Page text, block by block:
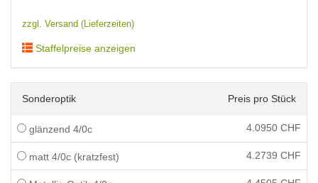
zzgl. Versand (Lieferzeiten)
Staffelpreise anzeigen
Sonderoptik Preis pro Stück
glänzend 4/0c 4.0950 CHF
matt 4/0c (kratzfest) 4.2739 CHF